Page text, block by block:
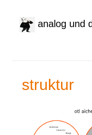
analog und
struktur